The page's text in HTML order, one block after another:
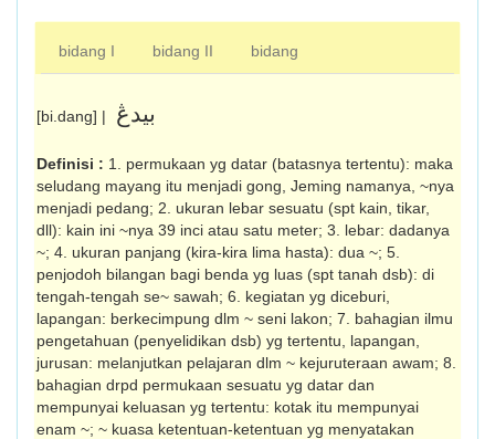
bidang I bidang II bidang
[bi.dang] | بيدڠ
Definisi : 1. permukaan yg datar (batasnya tertentu): maka
seludang mayang itu menjadi gong, Jeming namanya, ~nya
menjadi pedang; 2. ukuran lebar sesuatu (spt kain, tikar,
dll): kain ini ~nya 39 inci atau satu meter; 3. lebar: dadanya
~; 4. ukuran panjang (kira-kira lima hasta): dua ~; 5.
penjodoh bilangan bagi benda yg luas (spt tanah dsb): di
tengah-tengah se~ sawah; 6. kegiatan yg diceburi,
lapangan: berkecimpung dlm ~ seni lakon; 7. bahagian ilmu
pengetahuan (penyelidikan dsb) yg tertentu, lapangan,
jurusan: melanjutkan pelajaran dlm ~ kejuruteraan awam; 8.
bahagian drpd permukaan sesuatu yg datar dan
mempunyai keluasan yg tertentu: kotak itu mempunyai
enam ~; ~ kuasa ketentuan-ketentuan yg menyatakan